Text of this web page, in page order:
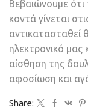
Βεβαιώνουμε ότι
κοντά γίνεται
αντικατασταθεί
ηλεκτρονικό μας
αίσθηση της
αφοσίωση και
Share: